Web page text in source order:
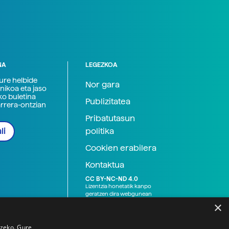
helbide
eta jaso
buletina
ontzian
LEGEZKOA
Nor gara
Publizitatea
Pribatutasun
politika
Cookien erabilera
Kontaktua
CC BY-NC-ND 4.0
Lizentzia honetatik kanpo
geratzen dira webgunean
×
Gure